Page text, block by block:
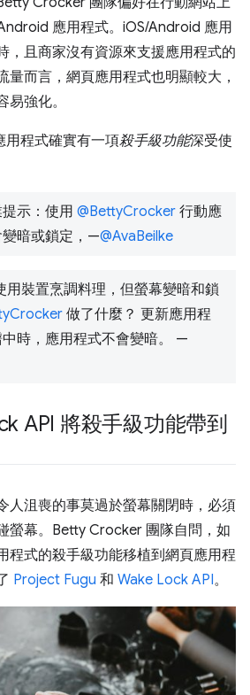
應用程式。iOS/Android 應用
，且商家沒有資源來支援應用程式的
量而言，網頁應用程式也明顯較大，
強化。
用程式確實有一項殺手級功能深受使
示：使用 @BettyCrocker 行動應
變暗或鎖定，—@AvaBeilke
用裝置烹調料理，但螢幕變暗和鎖
做了什麼？ 更新應用程
時，應用程式不會變暗。 —
API 將殺手級功能帶到
人沮喪的事莫過於螢幕關閉時，必須
螢幕。Betty Crocker 團隊自問，如
程式的殺手級功能移植到網頁應用程
Project Fugu 和 Wake Lock API。